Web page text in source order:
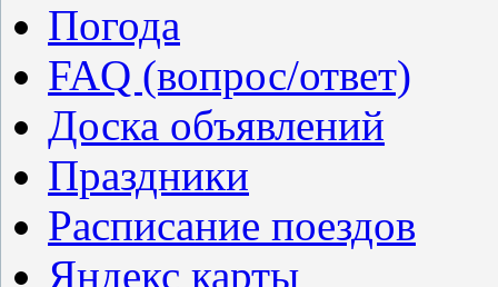
Погода
FAQ (вопрос/ответ)
Доска объявлений
Праздники
Расписание поездов
Яндекс карты